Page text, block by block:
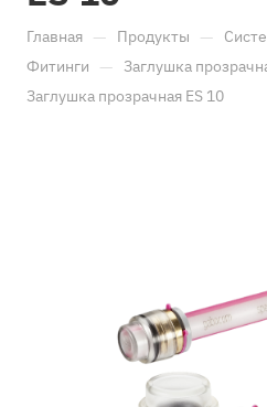
Главная — Продукты —
Фитинги — Заглушка
Заглушка прозрачная ES 10